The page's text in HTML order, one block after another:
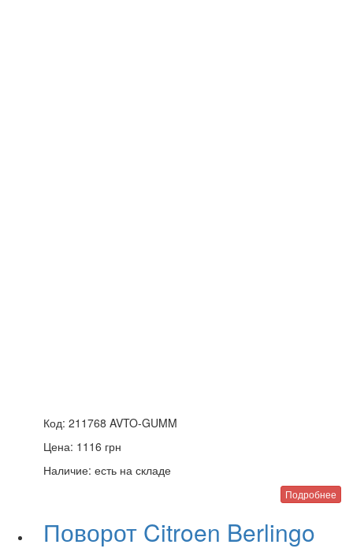
Код: 211768 AVTO-GUMM
Цена: 1116 грн
Наличие: есть на складе
Подробнее
Поворот Citroen Berlingo